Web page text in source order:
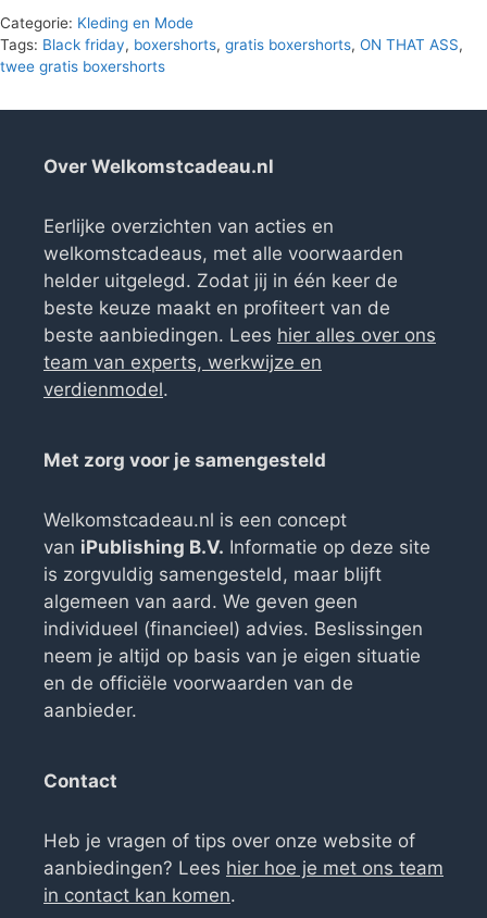
Categorie: Kleding en Mode
Tags: Black friday, boxershorts, gratis boxershorts, ON THAT ASS,
twee gratis boxershorts
Over Welkomstcadeau.nl
Eerlijke overzichten van acties en
welkomstcadeaus, met alle voorwaarden
helder uitgelegd. Zodat jij in één keer de
beste keuze maakt en profiteert van de
beste aanbiedingen. Lees hier alles over ons
team van experts, werkwijze en
verdienmodel.
Met zorg voor je samengesteld
Welkomstcadeau.nl is een concept
van iPublishing B.V. Informatie op deze site
is zorgvuldig samengesteld, maar blijft
algemeen van aard. We geven geen
individueel (financieel) advies. Beslissingen
neem je altijd op basis van je eigen situatie
en de officiële voorwaarden van de
aanbieder.
Contact
Heb je vragen of tips over onze website of
aanbiedingen? Lees hier hoe je met ons team
in contact kan komen.